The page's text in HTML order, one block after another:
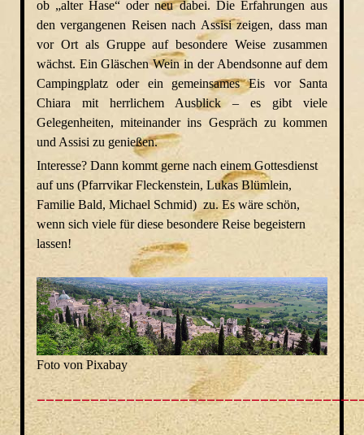
ob „alter Hase“ oder neu dabei. Die Erfahrungen aus
den vergangenen Reisen nach Assisi zeigen, dass man
vor Ort als Gruppe auf besondere Weise zusammen
wächst. Ein Gläschen Wein in der Abendsonne auf dem
Campingplatz oder ein gemeinsames Eis vor Santa
Chiara mit herrlichem Ausblick – es gibt viele
Gelegenheiten, miteinander ins Gespräch zu kommen
und Assisi zu genießen.
Interesse? Dann kommt gerne nach einem Gottesdienst
auf uns (Pfarrvikar Fleckenstein, Lukas Blümlein,
Familie Bald, Michael Schmid) zu. Es wäre schön,
wenn sich viele für diese besondere Reise begeistern
lassen!
Foto von Pixabay